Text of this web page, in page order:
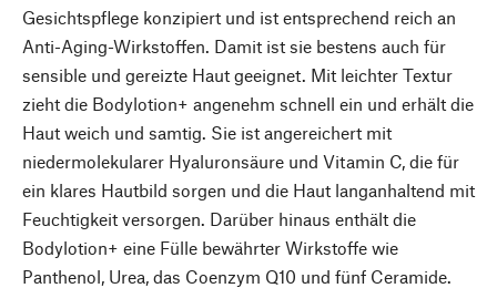
Gesichtspflege konzipiert und ist entsprechend reich an
Anti-Aging-Wirkstoffen. Damit ist sie bestens auch für
sensible und gereizte Haut geeignet. Mit leichter Textur
zieht die Bodylotion+ angenehm schnell ein und erhält die
Haut weich und samtig. Sie ist angereichert mit
niedermolekularer Hyaluronsäure und Vitamin C, die für
ein klares Hautbild sorgen und die Haut langanhaltend mit
Feuchtigkeit versorgen. Darüber hinaus enthält die
Bodylotion+ eine Fülle bewährter Wirkstoffe wie
Panthenol, Urea, das Coenzym Q10 und fünf Ceramide.